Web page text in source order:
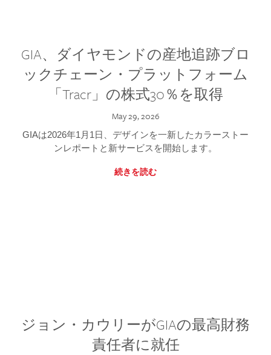
GIA、ダイヤモンドの産地追跡ブロ
ックチェーン・プラットフォーム
「Tracr」の株式30％を取得
May 29, 2026
GIAは2026年1月1日、デザインを一新したカラーストー
ンレポートと新サービスを開始します。
続きを読む
ジョン・カウリーがGIAの最高財務
責任者に就任